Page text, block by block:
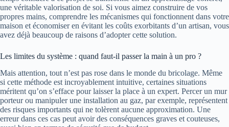
une véritable valorisation de soi. Si vous aimez construire de vos
propres mains, comprendre les mécanismes qui fonctionnent dans votre
maison et économiser en évitant les coûts exorbitants d’un artisan, vous
avez déjà beaucoup de raisons d’adopter cette solution.
Les limites du système : quand faut-il passer la main à un pro ?
Mais attention, tout n’est pas rose dans le monde du bricolage. Même
si cette méthode est incroyablement intuitive, certaines situations
méritent qu’on s’efface pour laisser la place à un expert. Percer un mur
porteur ou manipuler une installation au gaz, par exemple, représentent
des risques importants qui ne tolèrent aucune approximation. Une
erreur dans ces cas peut avoir des conséquences graves et couteuses,